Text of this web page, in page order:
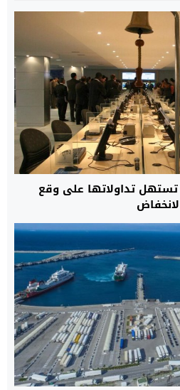
تستهل تداولاتها على وقع